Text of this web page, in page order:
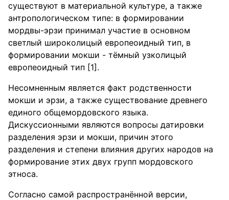
существуют в материальной культуре, а также
антропологическом типе: в формировании
мордвы-эрзи принимал участие в основном
светлый широколицый европеоидный тип, в
формировании мокши - тёмный узколицый
европеоидный тип [1].
Несомненным является факт родственности
мокши и эрзи, а также существование древнего
единого общемордовского языка.
Дискуссионными являются вопросы датировки
разделения эрзи и мокши, причин этого
разделения и степени влияния других народов на
формирование этих двух групп мордовского
этноса.
Согласно самой распространённой версии,